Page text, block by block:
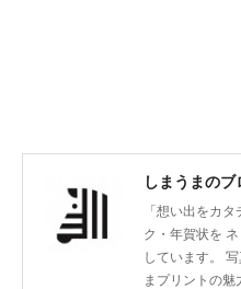
しまうまのブ
「想い出をカ
ク・年賀状を
しています。
まプリントの